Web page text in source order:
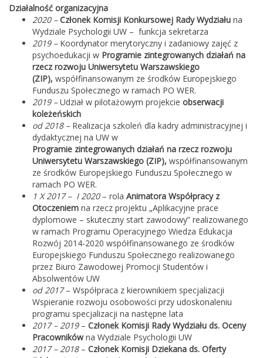
Działalność organizacyjna
2020 –Członek Komisji Konkursowej Rady Wydziału na
Wydziale Psychologii UW – funkcja sekretarza
2019 – Koordynator merytoryczny i zadaniowy zajęć z
psychoedukacji w Programie zintegrowanych działań na
rzecz rozwoju Uniwersytetu Warszawskiego
(ZIP), współfinansowanym ze środków Europejskiego
Funduszu Społecznego w ramach PO WER.
2019 –Udział w pilotażowym projekcie obserwacji
koleżeńskich
od 2018 – Realizacja szkoleń dla kadry administracyjnej i
dydaktycznej na UW w
Programie zintegrowanych działań na rzecz rozwoju
Uniwersytetu Warszawskiego (ZIP), współfinansowanym
ze środków Europejskiego Funduszu Społecznego w
ramach PO WER.
1 X 2017 – I 2020– rola Animatora Współpracy z
Otoczeniem na rzecz projektu „Aplikacyjne prace
dyplomowe – skuteczny start zawodowy” realizowanego
w ramach Programu Operacyjnego Wiedza Edukacja
Rozwój 2014-2020 współfinansowanego ze środków
Europejskiego Funduszu Społecznego realizowanego
przez Biuro Zawodowej Promocji Studentów i
Absolwentów UW
od 2017– Współpraca z kierownikiem specjalizacji
Wspieranie rozwoju osobowości przy udoskonaleniu
programu specjalizacji na następne lata
2017 – 2019– Członek Komisji Rady Wydziału ds. Oceny
Pracownikówna Wydziale Psychologii UW
2017 – 2018– Członek Komisji Dziekana ds. Oferty